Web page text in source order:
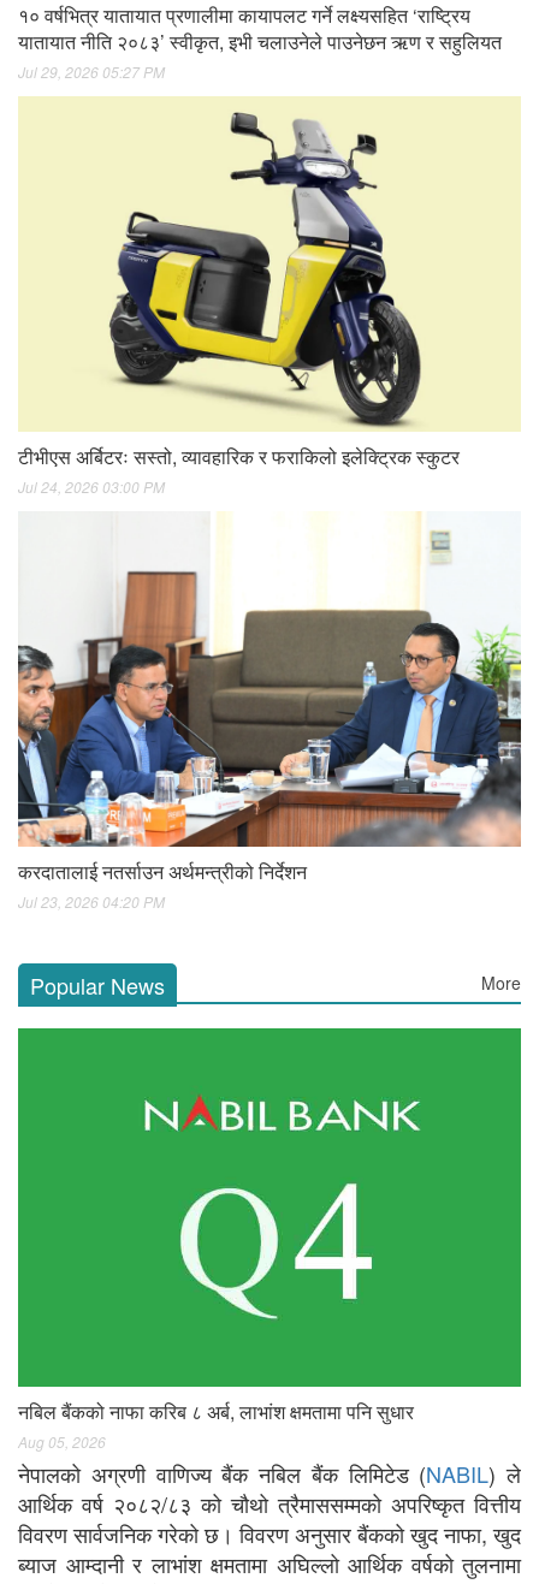
१० वर्षभित्र यातायात प्रणालीमा कायापलट गर्ने लक्ष्यसहित ‘राष्ट्रिय
यातायात नीति २०८३’ स्वीकृत, इभी चलाउनेले पाउनेछन ऋण र सहुलियत
Jul 29, 2026 05:27 PM
टीभीएस अर्बिटरः सस्तो, व्यावहारिक र फराकिलो इलेक्ट्रिक स्कुटर
Jul 24, 2026 03:00 PM
करदातालाई नतर्साउन अर्थमन्त्रीको निर्देशन
Jul 23, 2026 04:20 PM
Popular News More
नबिल बैंकको नाफा करिब ८ अर्ब, लाभांश क्षमतामा पनि सुधार
Aug 05, 2026
नेपालको अग्रणी वाणिज्य बैंक नबिल बैंक लिमिटेड (NABIL) ले
आर्थिक वर्ष २०८२/८३ को चौथो त्रैमाससम्मको अपरिष्कृत वित्तीय
विवरण सार्वजनिक गरेको छ। विवरण अनुसार बैंकको खुद नाफा, खुद
ब्याज आम्दानी र लाभांश क्षमतामा अघिल्लो आर्थिक वर्षको तुलनामा